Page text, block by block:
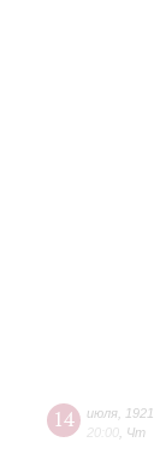
14 июля
1921
20:00 Чт